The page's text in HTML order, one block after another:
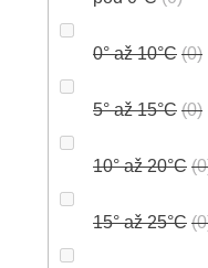
0° až 10°C 0
5° až 15°C 0
10° až 20°C 0
15° až 25°C 0